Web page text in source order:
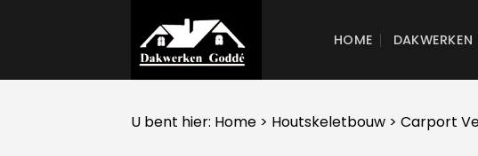
HOME DAKWERKEN
U bent hier: Home > Houtskeletbouw > Carport